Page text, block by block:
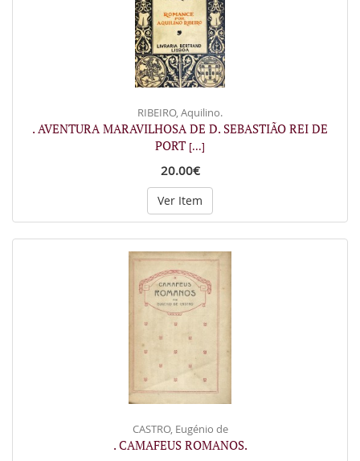
RIBEIRO, Aquilino.
. AVENTURA MARAVILHOSA DE D. SEBASTIÃO REI DE
PORT [...]
20.00€
Ver Item
CASTRO, Eugénio de
. CAMAFEUS ROMANOS.